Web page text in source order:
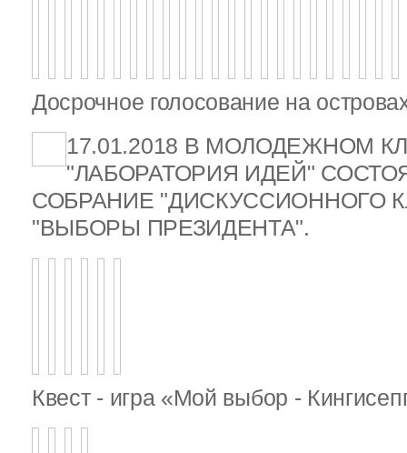
Досрочное голосование на
17.01.2018 В МОЛОДЕЖНОМ
"ЛАБОРАТОРИЯ ИДЕЙ"
СОБРАНИЕ "ДИСКУССИОННОГО
"ВЫБОРЫ ПРЕЗИДЕНТА".
Квест - игра «Мой выбор -